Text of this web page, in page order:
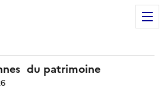
du patrimoine